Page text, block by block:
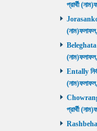
প্রার্থী
Jorasanko
Beleghata
Entally
প্রার্থী